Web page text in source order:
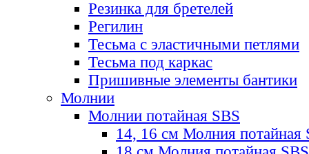
Резинка для бретелей
Регилин
Тесьма с эластичными петлями
Тесьма под каркас
Пришивные элементы бантики
Молнии
Молнии потайная SBS
14, 16 см Молния потайная